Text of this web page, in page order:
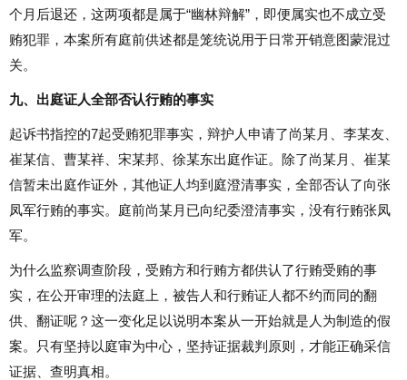
个月后退还，这两项都是属于“幽林辩解”，即便属实也不成立受
贿犯罪，本案所有庭前供述都是笼统说用于日常开销意图蒙混过
关。
九、出庭证人全部否认行贿的事实
起诉书指控的7起受贿犯罪事实，辩护人申请了尚某月、李某友、
崔某信、曹某祥、宋某邦、徐某东出庭作证。除了尚某月、崔某
信暂未出庭作证外，其他证人均到庭澄清事实，全部否认了向张
凤军行贿的事实。庭前尚某月已向纪委澄清事实，没有行贿张凤
军。
为什么监察调查阶段，受贿方和行贿方都供认了行贿受贿的事
实，在公开审理的法庭上，被告人和行贿证人都不约而同的翻
供、翻证呢？这一变化足以说明本案从一开始就是人为制造的假
案。只有坚持以庭审为中心，坚持证据裁判原则，才能正确采信
证据、查明真相。